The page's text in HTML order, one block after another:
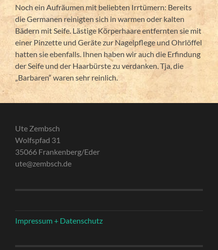
Noch ein Aufräumen mit beliebten Irrtümern: Bereits
die Germanen reinigten sich in warmen oder kalten
Bädern mit Seife. Lästige Körperhaare entfernten sie mit
einer Pinzette und Geräte zur Nagelpflege und Ohrlöffel
hatten sie ebenfalls. Ihnen haben wir auch die Erfindung
der Seife und der Haarbürste zu verdanken. Tja, die
„Barbaren“ waren sehr reinlich.
Ute Zembsch
Wolfspfad 31
35066 Frankenberg/Eder
ute@zembsch.de
Impressum + Datenschutz